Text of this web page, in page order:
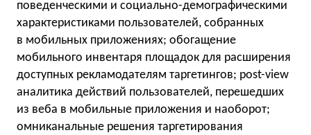
поведенческими и социально-демографическими
характеристиками пользователей, собранных
в мобильных приложениях; обогащение
мобильного инвентаря площадок для расширения
доступных рекламодателям таргетингов; post-view
аналитика действий пользователей, перешедших
из веба в мобильные приложения и наоборот;
омниканальные решения таргетирования